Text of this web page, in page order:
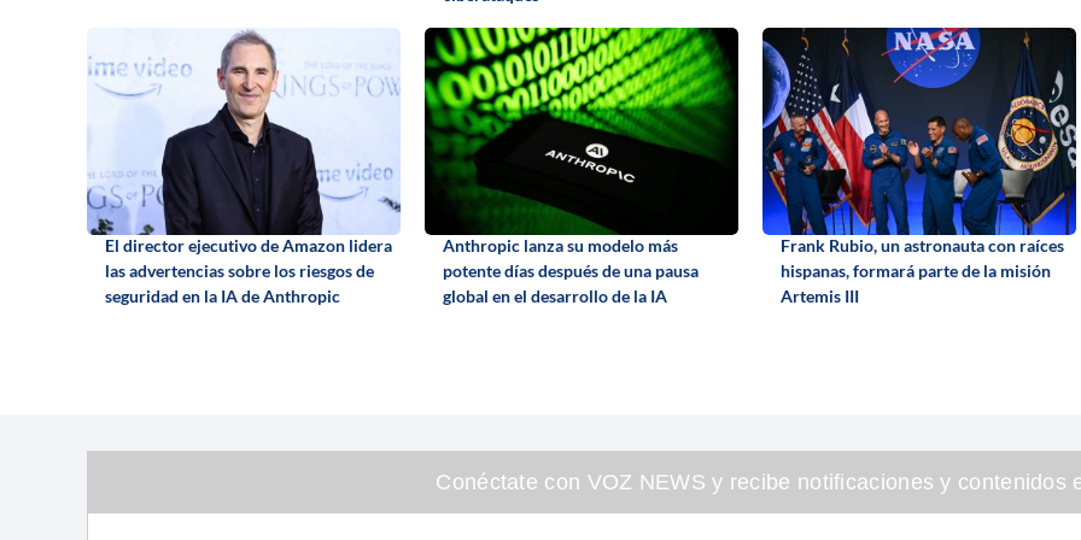
El director ejecutivo de Amazon lidera
las advertencias sobre los riesgos de
seguridad en la IA de Anthropic
Anthropic lanza su modelo más
potente días después de una pausa
global en el desarrollo de la IA
Frank Rubio, un astronauta con raíces
hispanas, formará parte de la misión
Artemis III
Conéctate con VOZ NEWS y recibe notificaciones y contenidos